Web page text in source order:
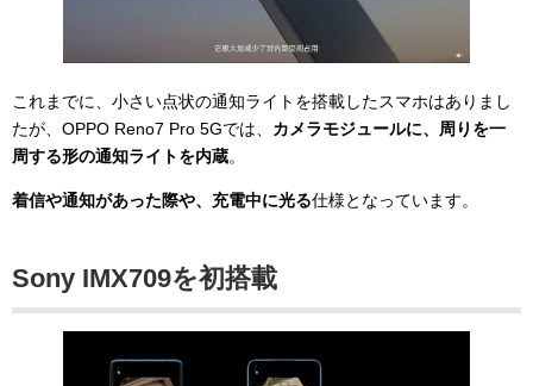
これまでに、小さい点状の通知ライトを搭載したスマホはありまし
たが、OPPO Reno7 Pro 5Gでは、 カメラモジュールに、周りを一
周する形の通知ライトを内蔵。
着信や通知があった際や、充電中に光る仕様となっています。
Sony IMX709を初搭載